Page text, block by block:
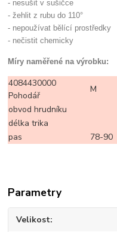
- nesušit v sušičce
- žehlit z rubu do 110°
- nepoužívat bělící prostředky
- nečistit chemicky
Míry naměřené na výrobku:
4084430000
Pohodář
M
obvod hrudníku
délka trika
pas
78-90
Parametry
Velikost